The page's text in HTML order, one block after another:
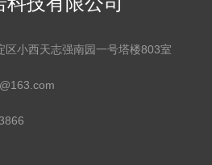
区小西天志强南园一号塔楼803室